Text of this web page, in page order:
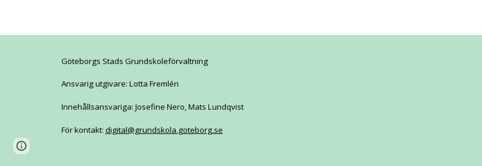
Göteborgs Stads Grundskoleförvaltning
Ansvarig utgivare: Lotta Fremlén
Innehållsansvariga: Josefine Nero, Mats Lundqvist
För kontakt: digital@grundskola.goteborg.se